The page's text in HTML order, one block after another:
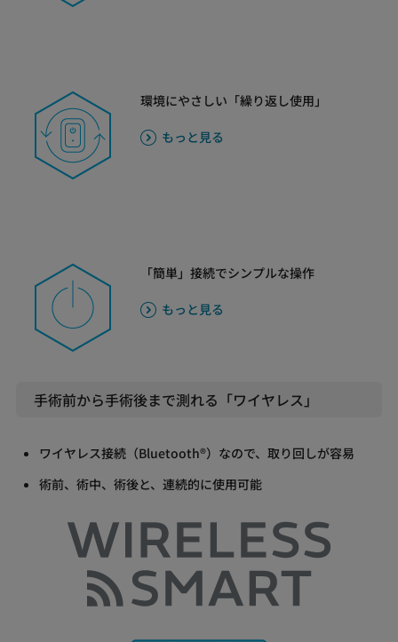
環境にやさしい「繰り返し使用」
もっと見る
「簡単」接続でシンプルな操作
もっと見る
手術前から手術後まで測れる「ワイヤレス」
ワイヤレス接続（Bluetooth®）なので、取り回しが容易
術前、術中、術後と、連続的に使用可能